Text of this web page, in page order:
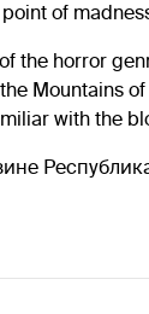
of
the horror
Mountains
with the